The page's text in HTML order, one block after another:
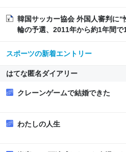
韓国サッカー協会 外国人審判に“
輪の予選、2011年から約1年間で
スポーツの新着エントリー
はてな匿名ダイアリー
クレーンゲームで結婚できた
わたしの人生